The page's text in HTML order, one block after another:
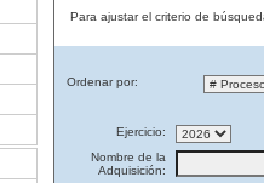
Para ajustar el criterio de
Ordenar por:
Ejercicio:
Nombre de la
Adquisición: